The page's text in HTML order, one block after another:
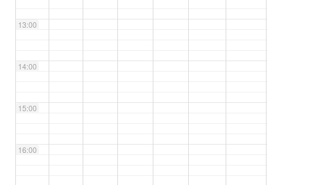
13:00
14:00
15:00
16:00